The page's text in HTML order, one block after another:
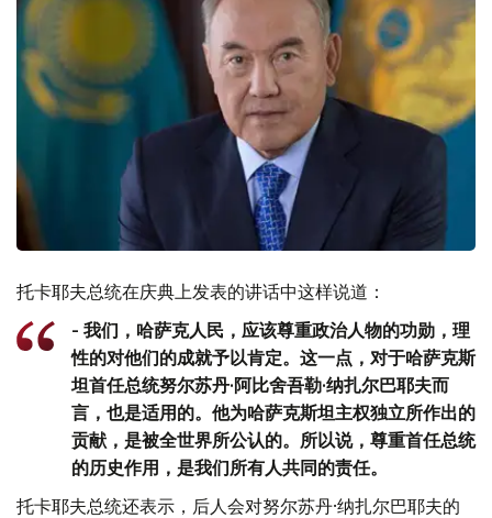
托卡耶夫总统在庆典上发表的讲话中这样说道：
- 我们，哈萨克人民，应该尊重政治人物的功勋，理
性的对他们的成就予以肯定。这一点，对于哈萨克斯
坦首任总统努尔苏丹·阿比舍吾勒·纳扎尔巴耶夫而
言，也是适用的。他为哈萨克斯坦主权独立所作出的
贡献，是被全世界所公认的。所以说，尊重首任总统
的历史作用，是我们所有人共同的责任。
托卡耶夫总统还表示，后人会对努尔苏丹·纳扎尔巴耶夫的